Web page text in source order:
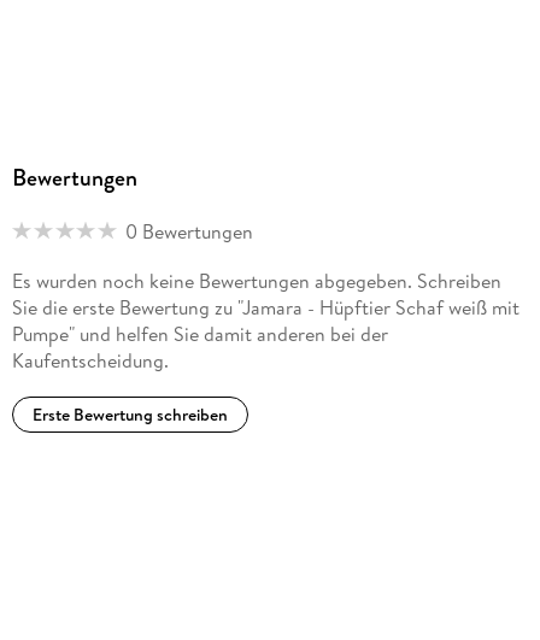
Bewertungen
0 Bewertungen
Es wurden noch keine Bewertungen abgegeben. Schreiben
Sie die erste Bewertung zu "Jamara - Hüpftier Schaf weiß mit
Pumpe" und helfen Sie damit anderen bei der
Kaufentscheidung.
Erste Bewertung schreiben